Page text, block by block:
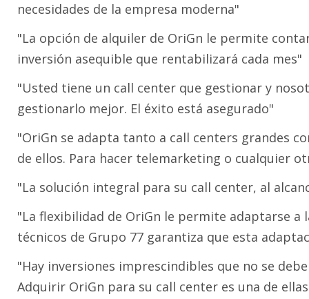
necesidades de la empresa moderna"
"La opción de alquiler de OriGn le permite
inversión asequible que rentabilizará cada mes"
"Usted tiene un call center que gestionar y
gestionarlo mejor. El éxito está asegurado"
"OriGn se adapta tanto a call centers grandes
de ellos. Para hacer telemarketing o cualquier
"La solución integral para su call center, al
"La flexibilidad de OriGn le permite adaptarse a
técnicos de Grupo 77 garantiza que esta
"Hay inversiones imprescindibles que no se
Adquirir OriGn para su call center es una de